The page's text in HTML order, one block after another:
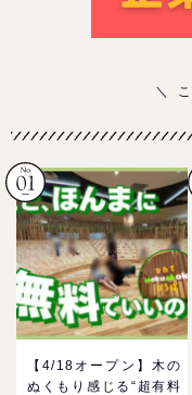
【4/18オープン】木の
ぬくもり感じる“超有料